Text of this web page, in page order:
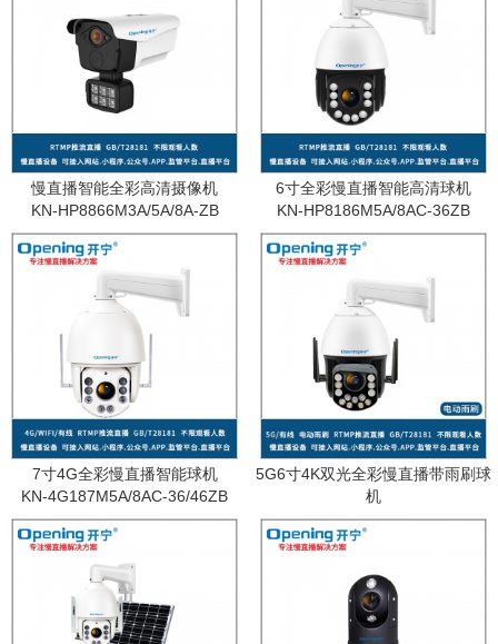
慢直播智能全彩高清摄像机
KN-HP8866M3A/5A/8A-ZB
6寸全彩慢直播智能高清球机
KN-HP8186M5A/8AC-36ZB
7寸4G全彩慢直播智能球机
KN-4G187M5A/8AC-36/46ZB
5G6寸4K双光全彩慢直播带雨刷球
机